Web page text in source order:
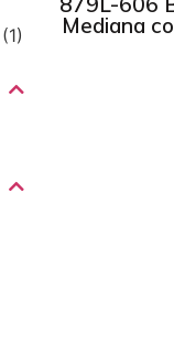
(1) Mediana